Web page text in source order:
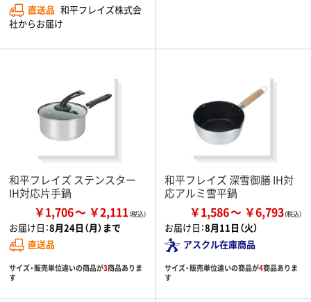
直送品 和平フレイズ株式会
社からお届け
和平フレイズ ステンスター
IH対応片手鍋
￥1,706 ￥2,111
お届け日：8月24日（月）まで
直送品
サイズ・販売単位違いの商品が3商品ありま
す
和平フレイズ 深雪御膳 IH対
応アルミ雪平鍋
￥1,586 ￥6,793
お届け日：8月11日（火）
アスクル在庫商品
サイズ・販売単位違いの商品が4商品ありま
す